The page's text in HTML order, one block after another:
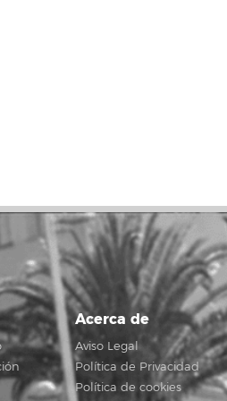
Acerca de
Aviso Legal
Política de Privacidad
Política de cookies